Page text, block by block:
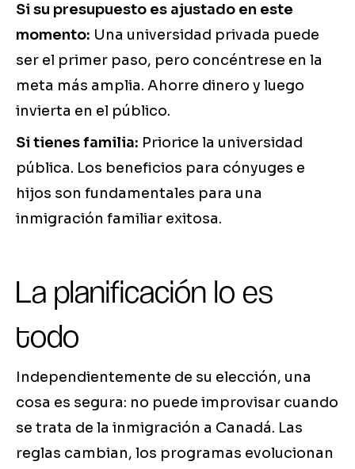
Si su presupuesto es ajustado en este
momento: Una universidad privada puede
ser el primer paso, pero concéntrese en la
meta más amplia. Ahorre dinero y luego
invierta en el público.
Si tienes familia: Priorice la universidad
pública. Los beneficios para cónyuges e
hijos son fundamentales para una
inmigración familiar exitosa.
La planificación lo es
todo
Independientemente de su elección, una
cosa es segura: no puede improvisar cuando
se trata de la inmigración a Canadá. Las
reglas cambian, los programas evolucionan